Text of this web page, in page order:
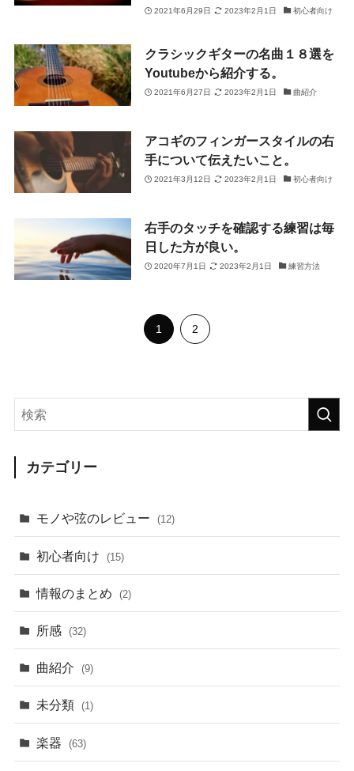
2021年6月29日 2023年2月1日 初心者向け
クラシックギターの名曲１８選を
Youtubeから紹介する。
2021年6月27日 2023年2月1日 曲紹介
アコギのフィンガースタイルの右
手について伝えたいこと。
2021年3月12日 2023年2月1日 初心者向け
右手のタッチを確認する練習は毎
日した方が良い。
2020年7月1日 2023年2月1日 練習方法
1 2
カテゴリー
モノや弦のレビュー (12)
初心者向け (15)
情報のまとめ (2)
所感 (32)
曲紹介 (9)
未分類 (1)
楽器 (63)